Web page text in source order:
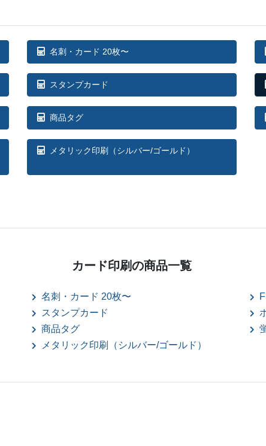
名刺・カード 20枚〜
スタンプカード
商品タグ
メタリック印刷（シルバー/ゴールド）
カード印刷の商品一覧
名刺・カード 20枚〜
スタンプカード
商品タグ
メタリック印刷（シルバー/ゴールド）